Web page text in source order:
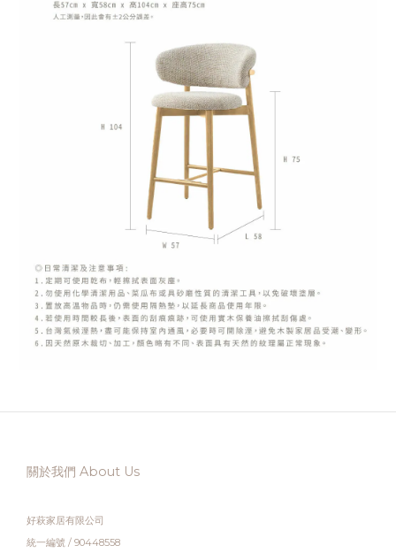
關於我們 About Us
好萩家居有限公司
統一編號 / 90448558